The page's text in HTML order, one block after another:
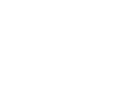
gain de temps au fauteuil.
possible de gagner une
la prothèse dès le premier